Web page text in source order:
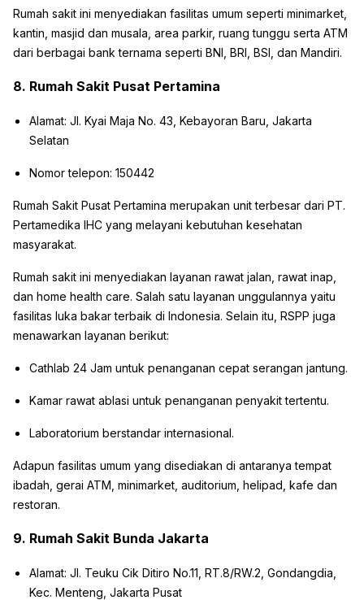
Rumah sakit ini menyediakan fasilitas umum seperti minimarket,
kantin, masjid dan musala, area parkir, ruang tunggu serta ATM
dari berbagai bank ternama seperti BNI, BRI, BSI, dan Mandiri.
8. Rumah Sakit Pusat Pertamina
Alamat: Jl. Kyai Maja No. 43, Kebayoran Baru, Jakarta
Selatan
Nomor telepon: 150442
Rumah Sakit Pusat Pertamina merupakan unit terbesar dari PT.
Pertamedika IHC yang melayani kebutuhan kesehatan
masyarakat.
Rumah sakit ini menyediakan layanan rawat jalan, rawat inap,
dan home health care. Salah satu layanan unggulannya yaitu
fasilitas luka bakar terbaik di Indonesia. Selain itu, RSPP juga
menawarkan layanan berikut:
Cathlab 24 Jam untuk penanganan cepat serangan jantung.
Kamar rawat ablasi untuk penanganan penyakit tertentu.
Laboratorium berstandar internasional.
Adapun fasilitas umum yang disediakan di antaranya tempat
ibadah, gerai ATM, minimarket, auditorium, helipad, kafe dan
restoran.
9. Rumah Sakit Bunda Jakarta
Alamat: Jl. Teuku Cik Ditiro No.11, RT.8/RW.2, Gondangdia,
Kec. Menteng, Jakarta Pusat